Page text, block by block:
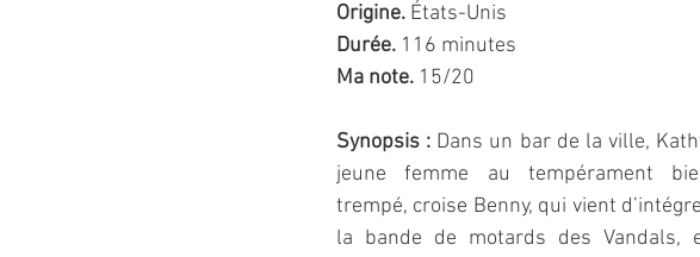
Origine. États-Unis
Durée. 116 minutes
Ma note. 15/20
Synopsis : Dans un bar de la ville,
jeune femme au tempérament
trempé, croise Benny, qui vient
la bande de motards des Vandals,